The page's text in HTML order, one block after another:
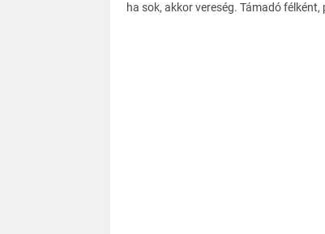
ha sok, akkor vereség. Támadó